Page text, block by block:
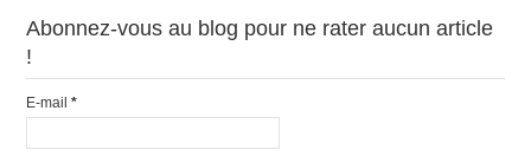
Abonnez-vous au blog pour ne rater aucun article
!
E-mail*